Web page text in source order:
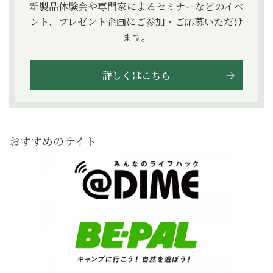
新製品体験会や専門家によるセミナーなどのイベ
ント、プレゼント企画にご参加・ご応募いただけ
ます。
詳しくはこちら
おすすめのサイト